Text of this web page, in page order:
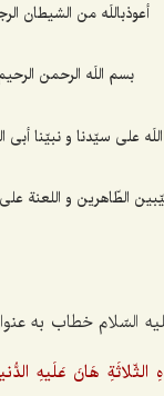
أعوذباللَه من الشيطان
بسم اللَه الرحمن
على سيّدنا و نبيّنا أبى
الطّاهرين و اللعنة
السّلام خطاب به
الثّلاثَةِ هَانَ عَلَیهِ